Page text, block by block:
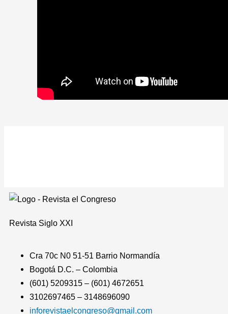
Revista Siglo XXI
Cra 70c N0 51-51 Barrio Normandía
Bogotá D.C. – Colombia
(601) 5209315 – (601) 4672651
3102697465 – 3148696090
inforevistaelcongreso@gmail.com